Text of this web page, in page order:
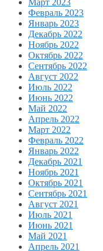
Март 2023
Февраль 2023
Январь 2023
Декабрь 2022
Ноябрь 2022
Октябрь 2022
Сентябрь 2022
Август 2022
Июль 2022
Июнь 2022
Май 2022
Апрель 2022
Март 2022
Февраль 2022
Январь 2022
Декабрь 2021
Ноябрь 2021
Октябрь 2021
Сентябрь 2021
Август 2021
Июль 2021
Июнь 2021
Май 2021
Апрель 2021